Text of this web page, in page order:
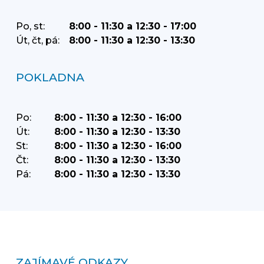
Po, st:
8:00 - 11:30 a 12:30 - 17:00
Út, čt, pá:
8:00 - 11:30 a 12:30 - 13:30
POKLADNA
Po:
8:00 - 11:30 a 12:30 - 16:00
Út:
8:00 - 11:30 a 12:30 - 13:30
St:
8:00 - 11:30 a 12:30 - 16:00
Čt:
8:00 - 11:30 a 12:30 - 13:30
Pá:
8:00 - 11:30 a 12:30 - 13:30